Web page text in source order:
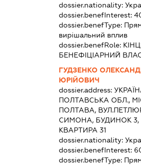
dossier.nationality:
dossier.benefInterest:
dossier.benefType:
вирішальний вплив
dossier.benefRole:
БЕНЕФІЦІАРНИЙ
ГУДЗЕНКО
ЮРІЙОВИЧ
dossier.address:
ПОЛТАВСЬКА ОБЛ.,
ПОЛТАВА,
СИМОНА, БУДИНОК 3,
КВАРТИРА 31
dossier.nationality:
dossier.benefInterest:
dossier.benefType: